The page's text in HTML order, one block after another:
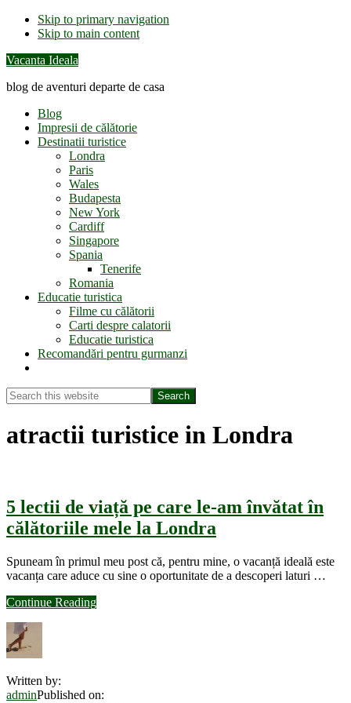
Skip to primary navigation
Skip to main content
Vacanta Ideala
blog de aventuri departe de casa
Blog
Impresii de călătorie
Destinatii turistice
Londra
Paris
Wales
Budapesta
New York
Cardiff
Singapore
Spania
Tenerife
Romania
Educatie turistica
Filme cu călătorii
Carti despre calatorii
Educatie turistica
Recomandări pentru gurmanzi
Search
this
atractii turistice in Londra
5 lectii de viață pe care le-am învătat în
călătoriile mele la Londra
Spuneam în primul meu post că, pentru mine, o vacanță ideală este
vacanța care aduce cu sine o oportunitate de a descoperi laturi …
Continue Readingabout
le-
Written by:
adminPublished on: